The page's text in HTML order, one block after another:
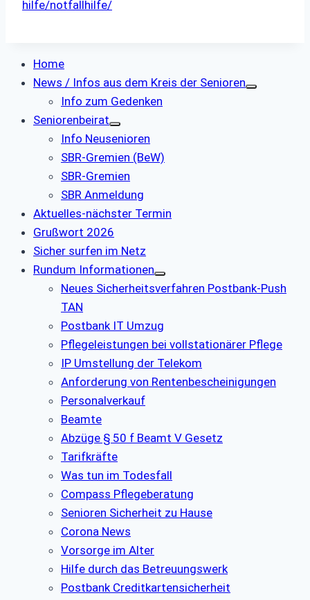
hilfe/notfallhilfe/
Home
News / Infos aus dem Kreis der Senioren
Info zum Gedenken
Seniorenbeirat
Info Neusenioren
SBR-Gremien (BeW)
SBR-Gremien
SBR Anmeldung
Aktuelles-nächster Termin
Grußwort 2026
Sicher surfen im Netz
Rundum Informationen
Neues Sicherheitsverfahren Postbank-Push
TAN
Postbank IT Umzug
Pflegeleistungen bei vollstationärer Pflege
IP Umstellung der Telekom
Anforderung von Rentenbescheinigungen
Personalverkauf
Beamte
Abzüge § 50 f Beamt V Gesetz
Tarifkräfte
Was tun im Todesfall
Compass Pflegeberatung
Senioren Sicherheit zu Hause
Corona News
Vorsorge im Alter
Hilfe durch das Betreuungswerk
Postbank Creditkartensicherheit